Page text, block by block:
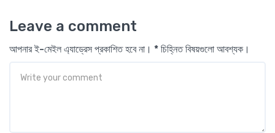
Leave a comment
আপনার ই-মেইল এ্যাড্রেস প্রকাশিত হবে না। * চিহ্নিত বিষয়গুলো আবশ্যক।